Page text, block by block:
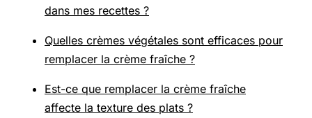
dans mes recettes ?
Quelles crèmes végétales sont efficaces pour
remplacer la crème fraîche ?
Est-ce que remplacer la crème fraîche
affecte la texture des plats ?